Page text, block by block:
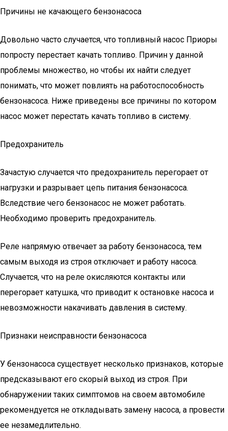
Причины не качающего бензонасоса
Довольно часто случается, что топливный насос Приоры
попросту перестает качать топливо. Причин у данной
проблемы множество, но чтобы их найти следует
понимать, что может повлиять на работоспособность
бензонасоса. Ниже приведены все причины по котором
насос может перестать качать топливо в систему.
Предохранитель
Зачастую случается что предохранитель перегорает от
нагрузки и разрывает цепь питания бензонасоса.
Вследствие чего бензонасос не может работать.
Необходимо проверить предохранитель.
Реле напрямую отвечает за работу бензонасоса, тем
самым выходя из строя отключает и работу насоса.
Случается, что на реле окисляются контакты или
перегорает катушка, что приводит к остановке насоса и
невозможности накачивать давления в систему.
Признаки неисправности бензонасоса
У бензонасоса существует несколько признаков, которые
предсказывают его скорый выход из строя. При
обнаружении таких симптомов на своем автомобиле
рекомендуется не откладывать замену насоса, а провести
ее незамедлительно.